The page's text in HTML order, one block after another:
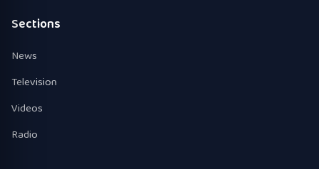
Sections
News
Television
Videos
Radio